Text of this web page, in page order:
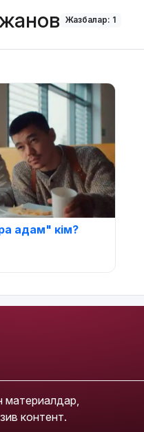
Жазбалар: 1
адам" кім?
материалдар,
контент.